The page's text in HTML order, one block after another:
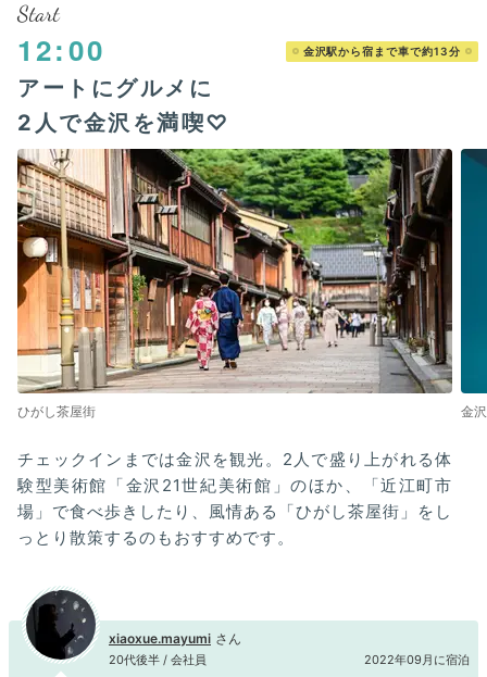
Start
12:00 金沢駅から宿まで車で約13分
アートにグルメに
2人で金沢を満喫♡
ひがし茶屋街 金
チェックインまでは金沢を観光。2人で盛り上がれる体
験型美術館「金沢21世紀美術館」のほか、「近江町市
場」で食べ歩きしたり、風情ある「ひがし茶屋街」をし
っとり散策するのもおすすめです。
xiaoxue.mayumi
20代後半 / 会社員 2022年09月に宿泊